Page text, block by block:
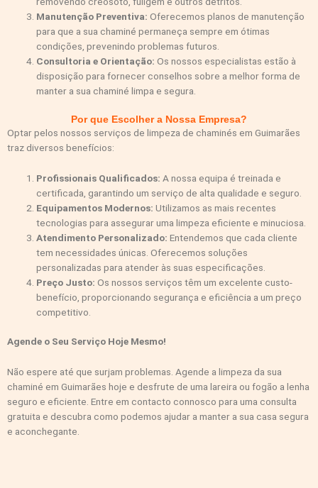
Manutenção Preventiva:Oferecemos planos de manutenção
para que a sua chaminé permaneça sempre em ótimas
condições, prevenindo problemas futuros.
Consultoria e Orientação: Os nossos especialistas estão à
disposição para fornecer conselhos sobre a melhor forma de
manter a sua chaminé limpa e segura.
Por que Escolher a Nossa Empresa?
Optar pelos nossos serviços de limpeza de chaminés em Guimarães
traz diversos benefícios:
Profissionais Qualificados: A nossa equipa é treinada e
certificada, garantindo um serviço de alta qualidade e seguro.
Equipamentos Modernos: Utilizamos as mais recentes
tecnologias para assegurar uma limpeza eficiente e minuciosa.
Atendimento Personalizado: Entendemos que cada cliente
tem necessidades únicas. Oferecemos soluções
personalizadas para atender às suas especificações.
Preço Justo: Os nossos serviços têm um excelente custo-
benefício, proporcionando segurança e eficiência a um preço
competitivo.
Agende o Seu Serviço Hoje Mesmo!
Não espere até que surjam problemas. Agende a limpeza da sua
chaminé em Guimarães hoje e desfrute de uma lareira ou fogão a lenha
seguro e eficiente. Entre em contacto connosco para uma consulta
gratuita e descubra como podemos ajudar a manter a sua casa segura
e aconchegante.